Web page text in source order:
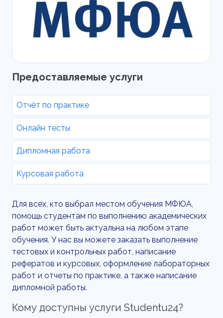
Предоставляемые услуги
Отчёт по практике
Онлайн тесты
Дипломная работа
Курсовая работа
Для всех, кто выбрал местом обучения МФЮА,
помощь студентам по выполнению академических
работ может быть актуальна на любом этапе
обучения. У нас вы можете заказать выполнение
тестовых и контрольных работ, написание
рефератов и курсовых, оформление лабораторных
работ и отчеты по практике, а также написание
дипломной работы.
Кому доступны услуги Studentu24?